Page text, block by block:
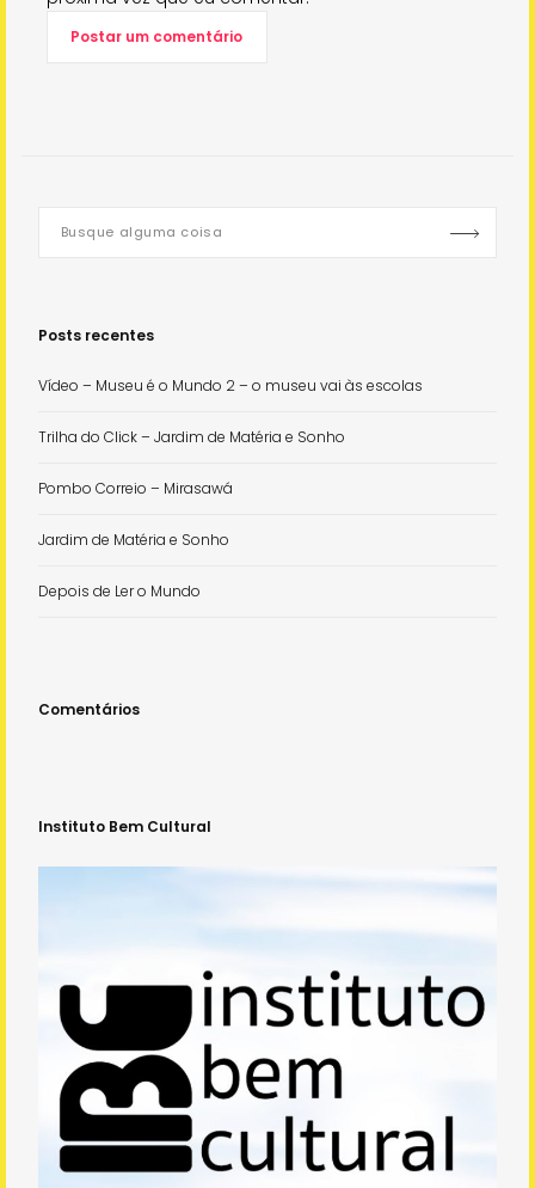
Posts recentes
Vídeo – Museu é o Mundo 2 – o museu vai às escolas
Trilha do Click – Jardim de Matéria e Sonho
Pombo Correio – Mirasawá
Jardim de Matéria e Sonho
Depois de Ler o Mundo
Comentários
Instituto Bem Cultural